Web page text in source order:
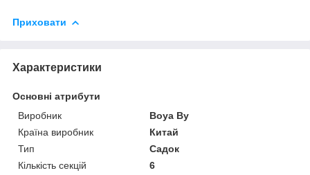
Приховати
Характеристики
Основні атрибути
Виробник
Boya By
Країна виробник
Китай
Тип
Садок
Кількість секцій
6